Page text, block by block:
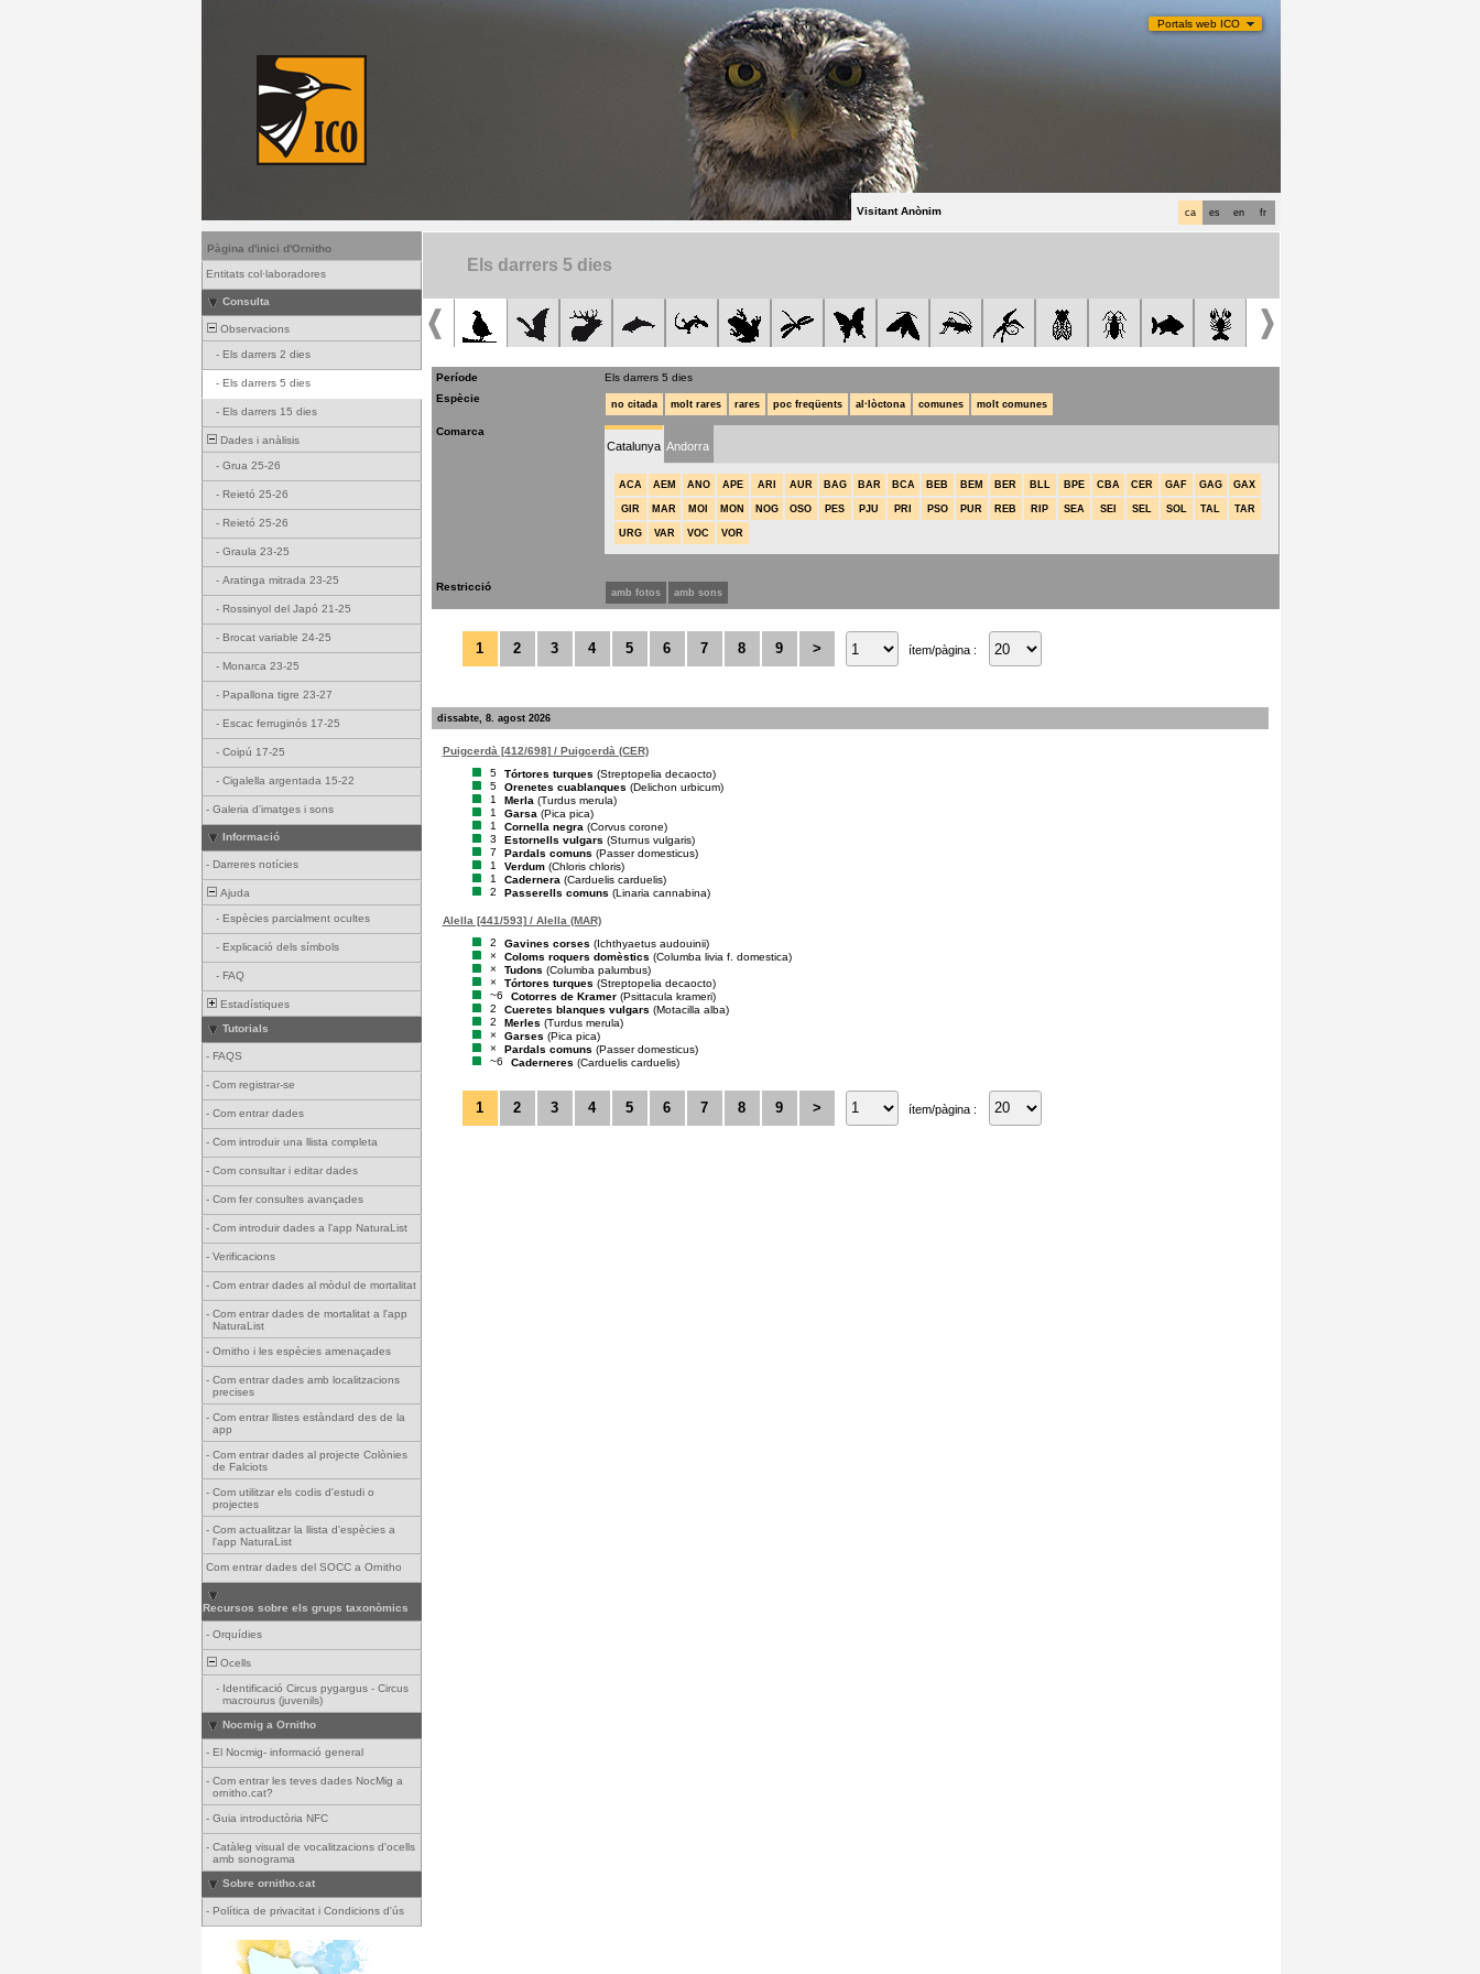
Portals web ICO
fr
en
es
ca
Visitant Anònim
Pàgina d'inici d'Ornitho
Entitats col·laboradores
Consulta
Observacions
- Els darrers 2 dies
- Els darrers 5 dies
- Els darrers 15 dies
Dades i anàlisis
- Grua 25-26
- Reietó 25-26
- Reietó 25-26
- Graula 23-25
- Aratinga mitrada 23-25
- Rossinyol del Japó 21-25
- Brocat variable 24-25
- Monarca 23-25
- Papallona tigre 23-27
- Escac ferruginós 17-25
- Coipú 17-25
- Cigalella argentada 15-22
- Galeria d'imatges i sons
Informació
- Darreres notícies
Ajuda
- Espècies parcialment ocultes
- Explicació dels símbols
- FAQ
Estadístiques
Tutorials
- FAQS
- Com registrar-se
- Com entrar dades
- Com introduir una llista completa
- Com consultar i editar dades
- Com fer consultes avançades
- Com introduir dades a l'app NaturaList
- Verificacions
- Com entrar dades al mòdul de mortalitat
- Com entrar dades de mortalitat a l'app
NaturaList
- Ornitho i les espècies amenaçades
- Com entrar dades amb localitzacions
precises
- Com entrar llistes estàndard des de la
app
- Com entrar dades al projecte Colònies
de Falciots
- Com utilitzar els codis d'estudi o
projectes
- Com actualitzar la llista d'espècies a
l'app NaturaList
Com entrar dades del SOCC a Ornitho
Recursos sobre els grups taxonòmics
- Orquídies
Ocells
- Identificació Circus pygargus - Circus
macrourus (juvenils)
Nocmig a Ornitho
- El Nocmig- informació general
- Com entrar les teves dades NocMig a
ornitho.cat?
- Guia introductòria NFC
- Catàleg visual de vocalitzacions d'ocells
amb sonograma
Sobre ornitho.cat
- Política de privacitat i Condicions d'ús
Els darrers 5 dies
Període
Els darrers 5 dies
Espècie
no citada molt rares rares poc freqüents al·lòctona comunes molt comunes
Comarca
Catalunya Andorra
ACA AEM ANO APE ARI AUR BAG BAR BCA BEB BEM BER BLL BPE CBA CER GAF GAG GAX
GIR MAR MOI MON NOG OSO PES PJU PRI PSO PUR REB RIP SEA SEI SEL SOL TAL TAR
URG VAR VOC VOR
Restricció amb fotos amb sons
1 2 3 4 5 6 7 8 9 > ítem/pàgina :
dissabte, 8. agost 2026
Puigcerdà [412/698] / Puigcerdà (CER)
5
Tórtores turques (Streptopelia decaocto)
5
Orenetes cuablanques (Delichon urbicum)
1
Merla (Turdus merula)
1
Garsa (Pica pica)
1
Cornella negra (Corvus corone)
3
Estornells vulgars (Sturnus vulgaris)
7
Pardals comuns (Passer domesticus)
1
Verdum (Chloris chloris)
1
Cadernera (Carduelis carduelis)
2
Passerells comuns (Linaria cannabina)
Alella [441/593] / Alella (MAR)
2
Gavines corses (Ichthyaetus audouinii)
×
Coloms roquers domèstics (Columba livia f. domestica)
×
Tudons (Columba palumbus)
×
Tórtores turques (Streptopelia decaocto)
~6
Cotorres de Kramer (Psittacula krameri)
2
Cueretes blanques vulgars (Motacilla alba)
2
Merles (Turdus merula)
×
Garses (Pica pica)
×
Pardals comuns (Passer domesticus)
~6
Caderneres (Carduelis carduelis)
1 2 3 4 5 6 7 8 9 > ítem/pàgina :